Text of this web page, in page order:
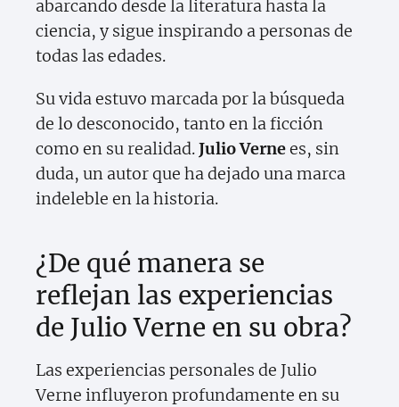
abarcando desde la literatura hasta la
ciencia, y sigue inspirando a personas de
todas las edades.
Su vida estuvo marcada por la búsqueda
de lo desconocido, tanto en la ficción
como en su realidad.Julio Vernees, sin
duda, un autor que ha dejado una marca
indeleble en la historia.
¿De qué manera se
reflejan las experiencias
de Julio Verne en su obra?
Las experiencias personales de Julio
Verne influyeron profundamente en su